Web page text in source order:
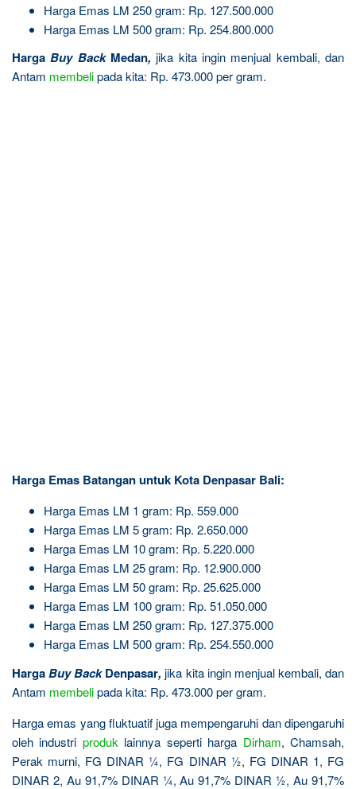
Harga Emas LM 250 gram: Rp. 127.500.000
Harga Emas LM 500 gram: Rp. 254.800.000
HargaBuy Back Medan, jika kita ingin menjual kembali, dan
Antam membelipada kita: Rp. 473.000 per gram.
Harga Emas Batangan untuk Kota Denpasar Bali:
Harga Emas LM 1 gram: Rp. 559.000
Harga Emas LM 5 gram: Rp. 2.650.000
Harga Emas LM 10 gram: Rp. 5.220.000
Harga Emas LM 25 gram: Rp. 12.900.000
Harga Emas LM 50 gram: Rp. 25.625.000
Harga Emas LM 100 gram: Rp. 51.050.000
Harga Emas LM 250 gram: Rp. 127.375.000
Harga Emas LM 500 gram: Rp. 254.550.000
HargaBuy BackDenpasar, jika kita ingin menjual kembali, dan
Antam membelipada kita: Rp. 473.000 per gram.
Harga emas yang fluktuatif juga mempengaruhi dan dipengaruhi
oleh industri produk lainnya seperti harga Dirham, Chamsah,
Perak murni, FG DINAR ¼, FG DINAR ½, FG DINAR 1, FG
DINAR 2, Au 91,7% DINAR ¼, Au 91,7% DINAR ½, Au 91,7%